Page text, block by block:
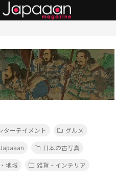
ターテイメント
グルメ
日本の古写真
地域 雑貨・インテリア